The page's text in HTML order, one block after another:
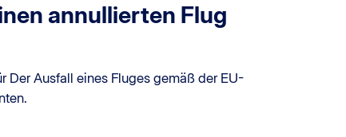
annullierten Flug
Der Ausfall eines Fluges gemäß der EU-